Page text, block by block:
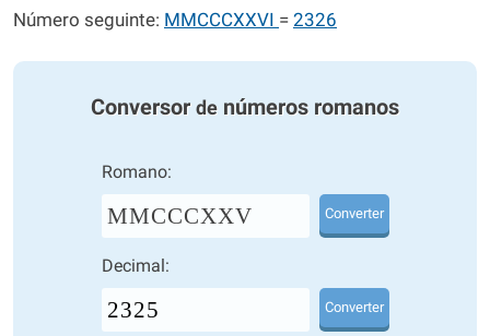
Número seguinte: MMCCCXXVI = 2326
Conversor de números romanos
Romano:
MMCCCXXV Converter
Decimal:
Converter